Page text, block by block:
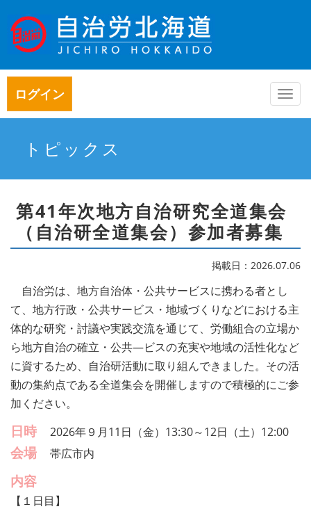
ログイン
トピックス
第41年次地方自治研究全道集会
（自治研全道集会）参加者募集
掲載日：2026.07.06
自治労は、地方自治体・公共サービスに携わる者とし
て、地方行政・公共サービス・地域づくりなどにおける主
体的な研究・討議や実践交流を通じて、労働組合の立場か
ら地方自治の確立・公共―ビスの充実や地域の活性化など
に資するため、自治研活動に取り組んできました。その活
動の集約点である全道集会を開催しますので積極的にご参
加ください。
日時 2026年９月11日（金）13:30～12日（土）12:00
会場 帯広市内
内容
【１日目】